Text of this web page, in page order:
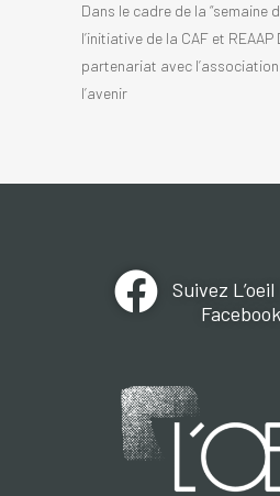
Dans le cadre de la “semaine
l’initiative de la CAF et
partenariat avec
l’avenir
Suivez
Facebook